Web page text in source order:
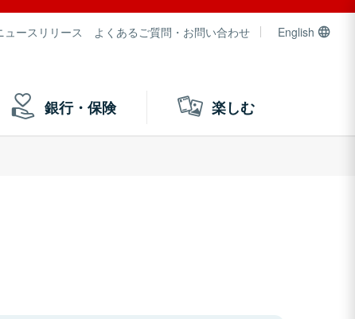
ュースリリース よくあるご質問・お問い合わせ English
銀行・保険 楽しむ